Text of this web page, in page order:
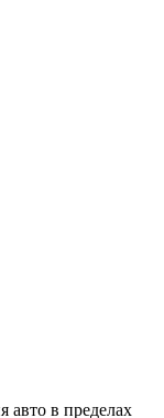
авто в пределах